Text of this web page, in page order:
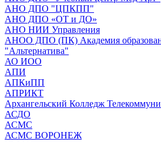
АНО ДПО "ЦПКПП"
АНО ДПО «ОТ и ДО»
АНО НИИ Управления
АНОО ДПО (ПК) Академия
"Альтернатива"
АО ИОО
АПИ
АПКиПП
АПРИКТ
Архангельский Колледж
АСДО
АСМС
АСМС ВОРОНЕЖ